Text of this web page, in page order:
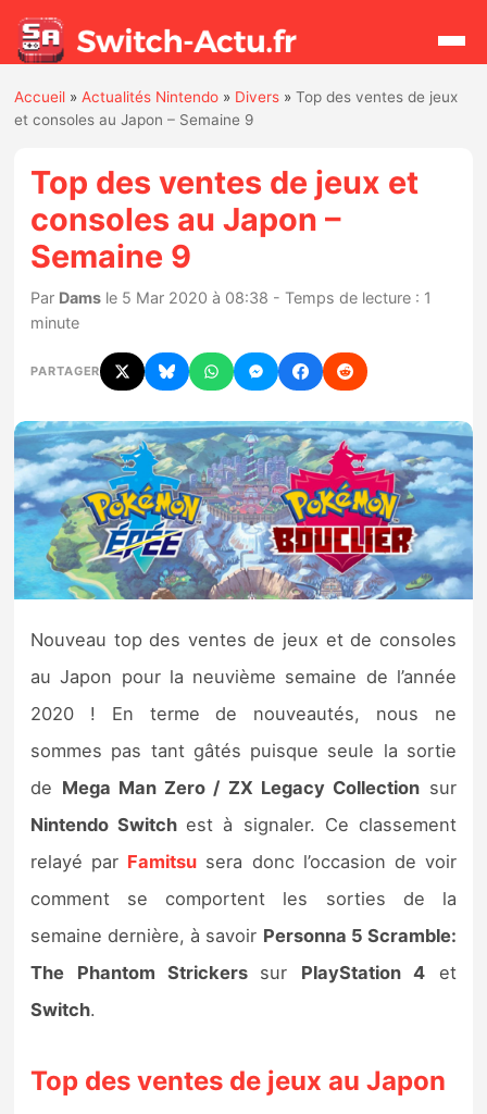
Actualités
Jeux
Hardware
Mises à jour
Chiffres de ventes
Rumeurs
Nintendo Direct
Tests et previews
Tests de jeux
Tests d’accessoires
Autres tests
Previews
Précommandes
Précommandes jeux Switch 2
Sorties de jeux
Accueil »Actualités Nintendo » Divers »Top des ventes de jeux
et consoles au Japon – Semaine 9
Top des ventes de jeux et
consoles au Japon –
Semaine 9
Par Dams le 5 Mar 2020 à 08:38 - Temps de lecture : 1
minute
PARTAGER
Nouveau top des ventes de jeux et de consoles
au Japon pour la neuvième semaine de l’année
2020 ! En terme de nouveautés, nous ne
sommes pas tant gâtés puisque seule la sortie
de Mega Man Zero / ZX Legacy Collection sur
Nintendo Switchest à signaler. Ce classement
relayé par Famitsu sera donc l’occasion de voir
comment se comportent les sorties de la
semaine dernière, à savoir Personna 5 Scramble:
The Phantom Strickers sur PlayStation 4 et
Switch.
Top des ventes de jeux au Japon